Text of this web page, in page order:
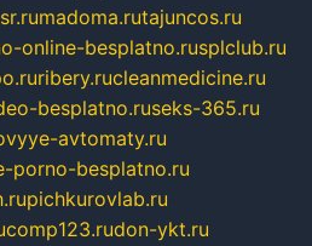
madoma.rutajuncos.ru
online-besplatno.rusplclub.ru
ribery.rucleanmedicine.ru
besplatno.ruseks-365.ru
avtomaty.ru
porno-besplatno.ru
pichkurovlab.ru
comp123.rudon-ykt.ru